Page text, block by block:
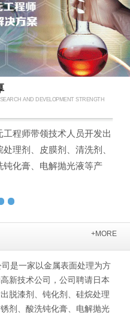
AND DEVELOPMENT STRENGTH
程师带领技术人员开发出
理剂、皮膜剂、清洗剂、
钝化膏、电解抛光液等产
+MORE
是一家以金属表面处理为方
新技术公司，公司聘请日本
脱漆剂、钝化剂、硅烷处理
剂、酸洗钝化膏、电解抛光